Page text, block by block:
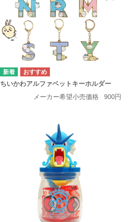
ちいかわアルファベットキーホルダー
メーカー希望小売価格
900円